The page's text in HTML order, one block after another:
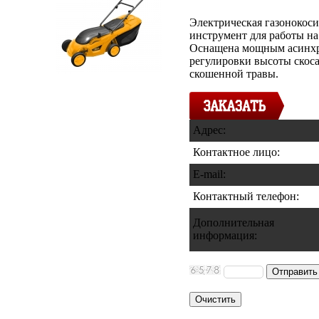
Электрическая
инструмент для работы
Оснащена мощным
регулировки высоты
скошенной травы.
Адрес:
Контактное лицо:
E-mail:
Контактный телефон:
Дополнительная
информация: